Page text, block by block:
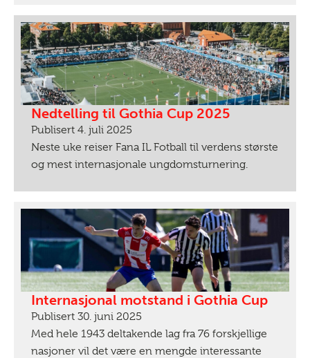
Nedtelling til Gothia Cup 2025
Publisert 4. juli 2025
Neste uke reiser Fana IL Fotball til verdens største
og mest internasjonale ungdomsturnering.
Internasjonal motstand i Gothia Cup
Publisert 30. juni 2025
Med hele 1943 deltakende lag fra 76 forskjellige
nasjoner vil det være en mengde interessante